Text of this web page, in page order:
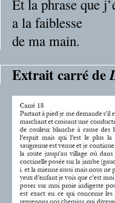
Et la phrase que
a la faiblesse
de ma main.
Extrait carré de